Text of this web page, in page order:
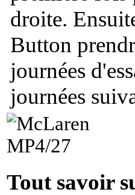
droite.
Button
journées
journées
Tout savoir